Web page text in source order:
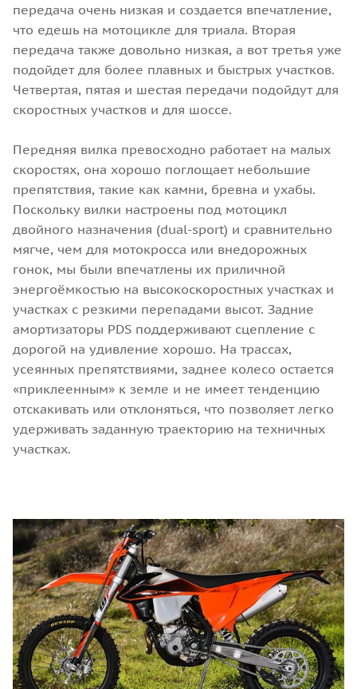
передача очень низкая и создается впечатление,
что едешь на мотоцикле для триала. Вторая
передача также довольно низкая, а вот третья уже
подойдет для более плавных и быстрых участков.
Четвертая, пятая и шестая передачи подойдут для
скоростных участков и для шоссе.
Передняя вилка превосходно работает на малых
скоростях, она хорошо поглощает небольшие
препятствия, такие как камни, бревна и ухабы.
Поскольку вилки настроены под мотоцикл
двойного назначения (dual-sport) и сравнительно
мягче, чем для мотокросса или внедорожных
гонок, мы были впечатлены их приличной
энергоёмкостью на высокоскоростных участках и
участках с резкими перепадами высот. Задние
амортизаторы PDS поддерживают сцепление с
дорогой на удивление хорошо. На трассах,
усеянных препятствиями, заднее колесо остается
«приклеенным» к земле и не имеет тенденцию
отскакивать или отклоняться, что позволяет легко
удерживать заданную траекторию на техничных
участках.